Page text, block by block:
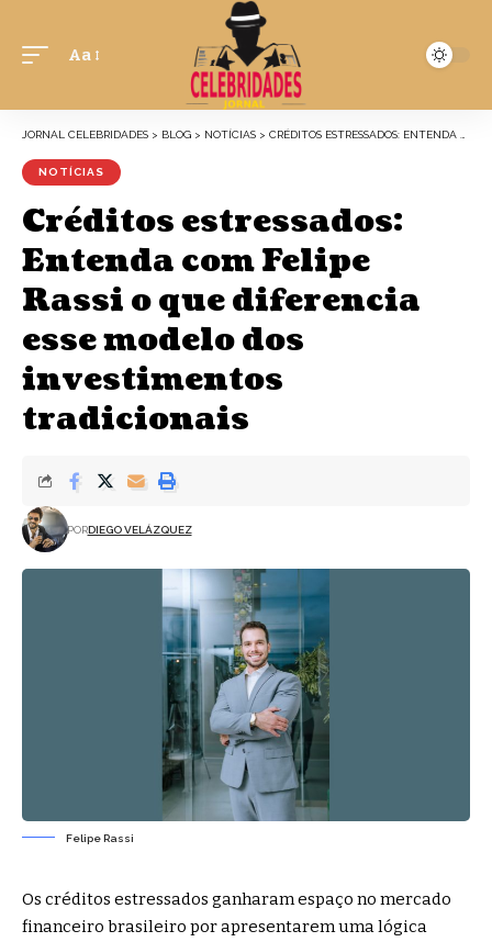
Aa
JORNAL CELEBRIDADES > BLOG > NOTÍCIAS > CRÉDITOS ESTRESSADOS: ENTENDA COM FELIPE RASSI O QUE DIFERENCIA ESSE MODELO DOS INVESTIMENTOS TRADICIONAIS
NOTÍCIAS
Créditos estressados:
Entenda com Felipe
Rassi o que diferencia
esse modelo dos
investimentos
tradicionais
PORDIEGO VELÁZQUEZ
Felipe Rassi
Os créditos estressados ganharam espaço no mercado
financeiro brasileiro por apresentarem uma lógica